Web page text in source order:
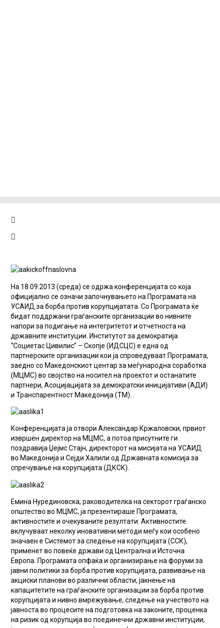
На 18.09.2013 (среда) се одржа конференцијата со која
официјално се означи започнувањето на Програмата на
УСАИД за борба против корупцијатата. Со Програмата ќе
бидат поддржани граѓанските организации во нивните
напори за подигање на интегритетот и отчетноста на
државните институции. Институтот за демократија
“Социетас Цивилис” – Скопје (ИДСЦС) е една од
партнерските организации кои ја спроведуваат Програмата,
заедно со Македонскиот центар за меѓународна соработка
(МЦМС) во својство на носител на проектот и останатите
партнери, Асоцијацијата за демократски иницијативи (АДИ)
и Транспарентност Македонија (ТМ).
Конференцијата ја отвори Александар Кржаловски, првиот
извршен директор на МЦМС, а потоа присутните ги
поздравија Џејмс Стајн, директорот на мисијата на УСАИД
во Македонија и Сејди Халили од Државната комисија за
спречување на корупцијата (ДКСК).
Емина Нурединовска, раководителка на секторот граѓанско
општество во МЦМС, ја презентираше Програмата,
активностите и очекуваните резултати. Активностите
вклучуваат неколку иновативни методи меѓу кои особено
значаен е Системот за следење на корупцијата (ССК),
применет во повеќе држави од Централна и Источна
Европа. Програмата опфаќа и организирање на форуми за
јавни политики за борба против корупцијата, развивање на
акциски планови во различни области, јакнење на
капацитетите на граѓанските организации за борба против
корупцијата и нивно вмрежување, следење на учеството на
јавноста во процесите на подготовка на законите, проценка
на ризик од корупција во поединечни државни институции,